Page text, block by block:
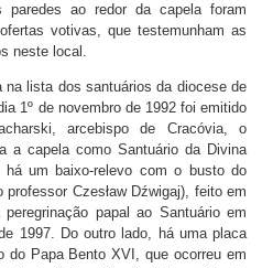
paredes ao redor da capela foram
votivas, que testemunham as
neste local.
lista dos santuários da diocese de
1º de novembro de 1992 foi emitido
arcebispo de Cracóvia, o
a capela como Santuário da Divina
há um baixo-relevo com o busto do
Czesław Dźwigaj), feito em
papal ao Santuário em
1997. Do outro lado, há uma placa
do Papa Bento XVI, que ocorreu em